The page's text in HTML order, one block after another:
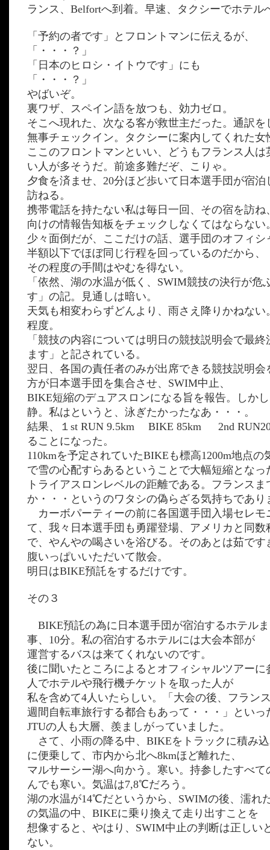
ランス、Belfortへ到着。早速、タクシーでホテル
「予約の者です」とフロントマンに伝えるが、
「・・・？」
「日本のヒロシ・イトウです」にも
「・・・？」
やばいぞ。
裏ワザ、スペイン語を放つも、効力ゼロ。
そこへ現れた、次なる客が救世主だった。通訳を
無事チェックイン。タクシーに案内してくれた女
ここのフロントマンといい、どうもフランス人は
い人が多そうだ。前途多難だぞ、こりゃ。
夕食を済ませ、20分ほど歩いて日本選手団が宿泊
訪ねる。
携帯電話を持たない私は毎日一回、その宿を訪ね
向けの情報告知板をチェックしなくてはならない
少々面倒だが、ここだけの話、選手団のオフィシ
半額以下でほぼ同じ行程を回っているのだから、
その程度の手間はやむを得ない。
「依然、湖の水温が低く、SWIM競技の決行が危
す」の記。見通しは暗い。
天気も相変わらずどんより、雨さえ降りかねない
程度。
「競技の内容については明日の競技説明会で最
ます」と記されている。
翌日、各国の責任者のみが出席できる競技説明会
方が日本選手団を集合させ、SWIM中止、
BIKE短縮のデュアスロンになる旨を報告。しか
静。私はというと、泳ぎたかったなあ・・・。
結果、１st RUN 9.5km BIKE 85km 2nd
ることになった。
110kmを予定されていたBIKEも標高1200m地点
で雪の心配すらあるということで大幅短縮となっ
トライアスロンレベルの距離である。フランス
か・・・というのワタシの偽らざる気持ちであり
カーボパーティーの前に各国選手団入場セレモ
て、我々日本選手団も勇躍登場、アメリカと同数
で、やんやの喝さいを浴びる。そのあとは茹です
腹いっぱいいただいて散会。
明日はBIKE預託をするだけです。
その３
BIKE預託の為に日本選手団が宿泊するホテル
事、10分。私の宿泊するホテルには大会本部が
運営するバスは来てくれないのです。
後に聞いたところによるとオフィシャルツアーに
人でホテルや飛行機チケットを取った人が
私を含めて4人いたらしい。「大会の後、フラン
週間自転車旅行する都合もあって・・・」といっ
JTUの人も大層、羨ましがっていました。
さて、小雨の降る中、BIKEをトラックに積み
に便乗して、市内から北へ8kmほど離れた、
マルサーシー湖へ向かう。寒い。持参したすべて
んでも寒い。気温は7,8℃だろう。
湖の水温が14℃だというから、SWIMの後、濡れ
の気温の中、BIKEに乗り換えて走り出すことを
想像すると、やはり、SWIM中止の判断は正しい
ない。